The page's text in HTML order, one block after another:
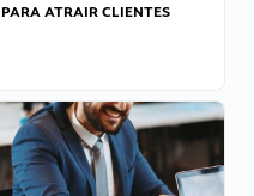
PARA ATRAIR CLIENTES